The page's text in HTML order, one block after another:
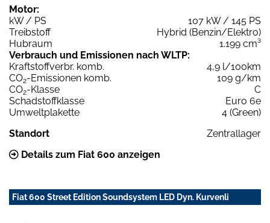
Motor:
kW / PS
107 kW / 145 PS
Treibstoff
Hybrid (Benzin/Elektro)
Hubraum
1.199 cm³
Verbrauch und Emissionen nach WLTP:
Kraftstoffverbr. komb.
4,9 l/100km
CO2-Emissionen komb.
109 g/km
CO2-Klasse
C
Schadstoffklasse
Euro 6e
Umweltplakette
4 (Green)
Standort
Zentrallager
Details zum Fiat 600 anzeigen
Fiat 600 Street Edition Soundsystem LED Dyn. Kurvenli